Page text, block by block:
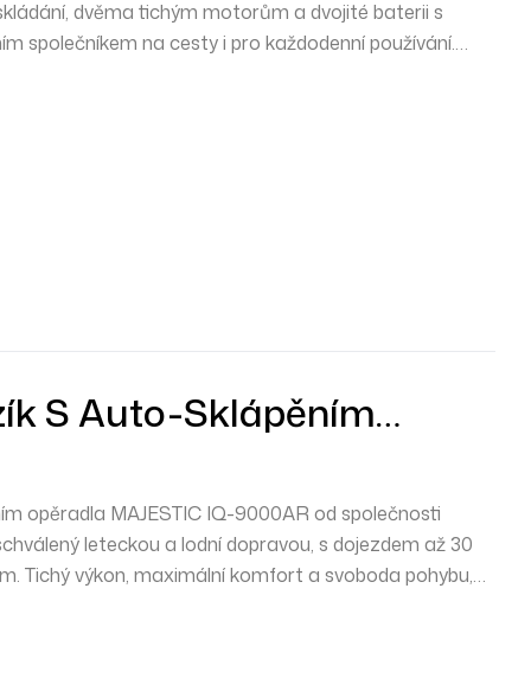
, dvěma tichým motorům a dvojité baterii s
společníkem na cesty i pro každodenní používání.
pohodlí při každé jízdě.
S Auto-Sklápěním
IQ-9000AR
opěradla MAJESTIC IQ-9000AR od společnosti
leteckou a lodní dopravou, s dojezdem až 30
Tichý výkon, maximální komfort a svoboda pohybu,